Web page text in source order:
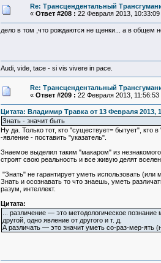
Re: Трансцендентальный
« Ответ #208 : 22 Февраля 2013, 10:33:09
дело в том ,что рождаются не щенки... а в общем
Audi, vide, tace - si vis vivere in pace.
Re: Трансцендентальный
« Ответ #209 : 22 Февраля 2013, 11:56:53
Цитата: Владимир Травка от 13 Февраля 2013,
Знать - значит быть
Ну да. Только тот, кто "существует= бытует", кто
-явление - поставить "указатель".
Знаемое выделил таким "макаром" из
строят свою реальность и все живую делят
"Знать" не гарантирует уметь использовать
Знать и осознавать то что знаешь, уметь
разум, интеллект.
Цитата:
... различение — это методологическое
другой, одно явление от другого и т. д.
А различать — это значит уметь со-раз-мер-ять